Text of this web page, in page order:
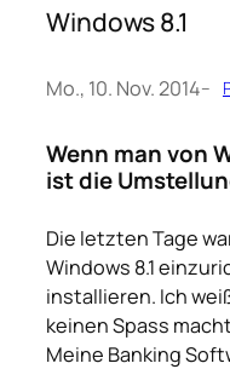
Windows 8.1
Mo., 10. Nov. 2014–
Wenn man von
ist die
Die letzten Tage
Windows 8.1
installieren. Ich
keinen Spass
Meine Banking